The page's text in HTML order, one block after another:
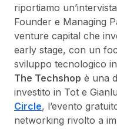
riportiamo
Founder e Managing
venture capital che
early stage, con un
sviluppo tecnologico
The Techshop è una
investito in Tot e
Circle, l’evento
networking rivolto a